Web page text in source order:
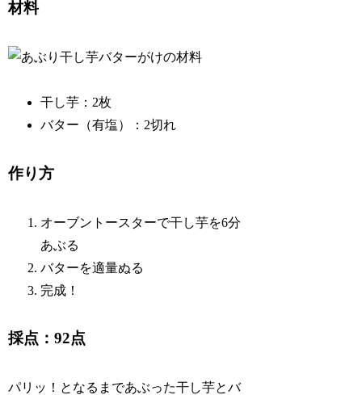
材料
干し芋：2枚
バター（有塩）：2切れ
作り方
オーブントースターで干し芋を6分
あぶる
バターを適量ぬる
完成！
採点：92点
パリッ！となるまであぶった干し芋とバ